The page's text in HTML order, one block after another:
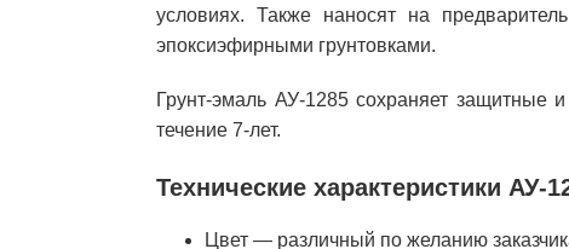
условиях. Также наносят на
эпоксиэфирными грунтовками.
Грунт-эмаль АУ-1285 сохраняет защитные
течение 7-лет.
Технические характеристики АУ-
Цвет — различный по желанию